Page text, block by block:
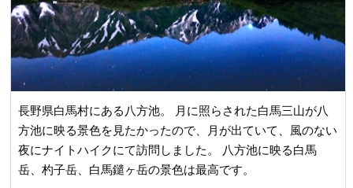
長野県白馬村にある八方池。 月に照らされた白馬三山が八
方池に映る景色を見たかったので、月が出ていて、風のない
夜にナイトハイクにて訪問しました。 八方池に映る白馬
岳、杓子岳、白馬鑓ヶ岳の景色は最高です。